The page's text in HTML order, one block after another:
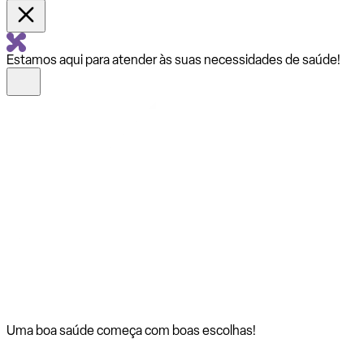
Estamos aqui para atender às suas necessidades de saúde!
Uma boa saúde começa com boas escolhas!